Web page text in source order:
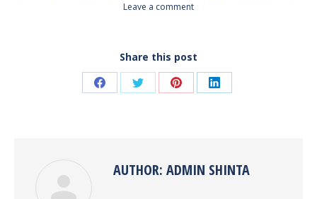
Leave a comment
Share this post
Share Share Share Share
AUTHOR: ADMIN SHINTA